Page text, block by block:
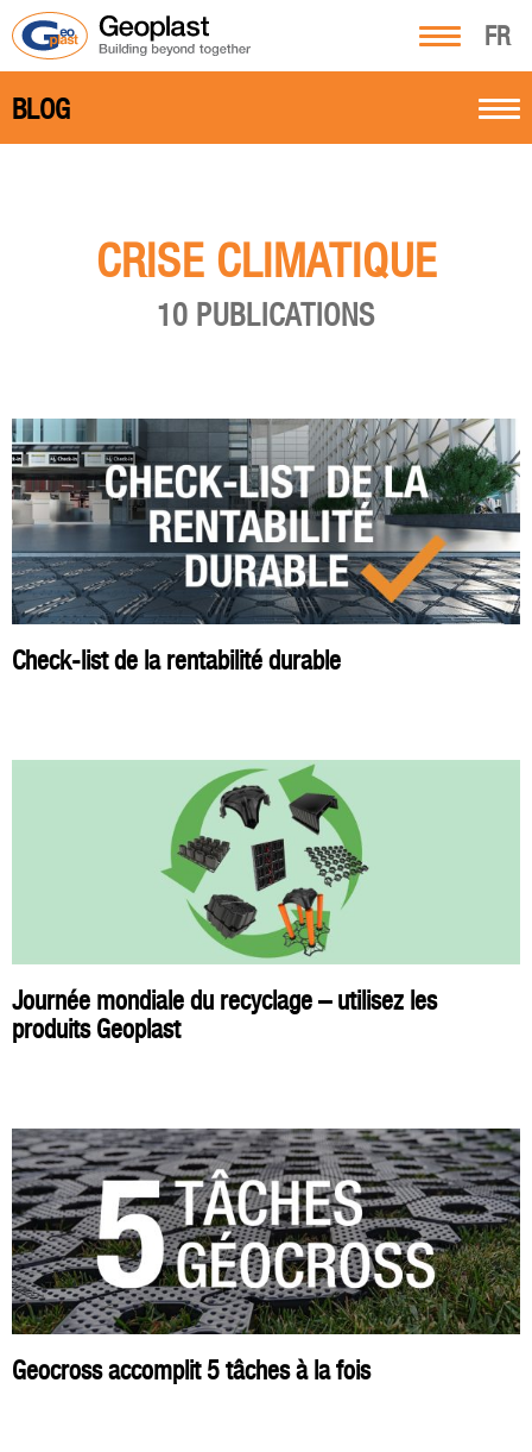
FR
BLOG
CRISE CLIMATIQUE
10 PUBLICATIONS
Check-list de la rentabilité durable
Journée mondiale du recyclage – utilisez les
produits Geoplast
Geocross accomplit 5 tâches à la fois